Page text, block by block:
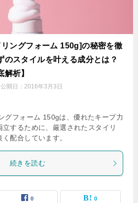
ングフォーム 150g]の秘密を徹
のスタイルを叶える成分とは？
解析】
公開日： 2016年3月3日
グフォーム 150gは、優れたキープ力
立するために、厳選されたスタイリ
配合しています。
続きを読む
0 0